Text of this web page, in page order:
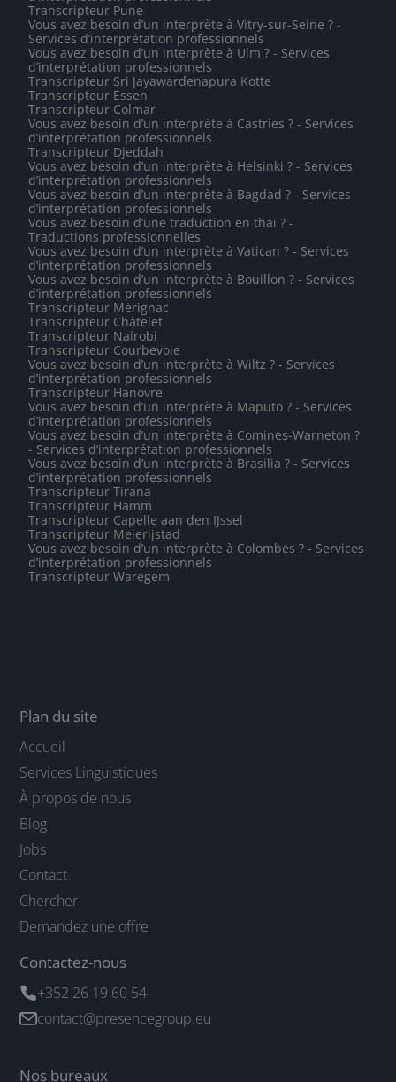
Transcripteur Pune
Vous avez besoin d’un interprète à Vitry-sur-Seine ? -
Services d’interprétation professionnels
Vous avez besoin d’un interprète à Ulm ? - Services
d’interprétation professionnels
Transcripteur Sri Jayawardenapura Kotte
Transcripteur Essen
Transcripteur Colmar
Vous avez besoin d’un interprète à Castries ? - Services
d’interprétation professionnels
Transcripteur Djeddah
Vous avez besoin d’un interprète à Helsinki ? - Services
d’interprétation professionnels
Vous avez besoin d’un interprète à Bagdad ? - Services
d’interprétation professionnels
Vous avez besoin d’une traduction en thaï ? -
Traductions professionnelles
Vous avez besoin d’un interprète à Vatican ? - Services
d’interprétation professionnels
Vous avez besoin d’un interprète à Bouillon ? - Services
d’interprétation professionnels
Transcripteur Mérignac
Transcripteur Châtelet
Transcripteur Nairobi
Transcripteur Courbevoie
Vous avez besoin d’un interprète à Wiltz ? - Services
d’interprétation professionnels
Transcripteur Hanovre
Vous avez besoin d’un interprète à Maputo ? - Services
d’interprétation professionnels
Vous avez besoin d’un interprète à Comines-Warneton ?
- Services d’interprétation professionnels
Vous avez besoin d’un interprète à Brasilia ? - Services
d’interprétation professionnels
Transcripteur Tirana
Transcripteur Hamm
Transcripteur Capelle aan den IJssel
Transcripteur Meierijstad
Vous avez besoin d’un interprète à Colombes ? - Services
d’interprétation professionnels
Transcripteur Waregem
Plan du site
Accueil
Services Linguistiques
À propos de nous
Blog
Jobs
Contact
Chercher
Demandez une offre
Contactez-nous
+352 26 19 60 54
contact@presencegroup.eu
Nos bureaux